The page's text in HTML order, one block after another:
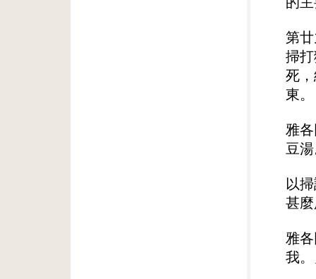
第
掃
死
東
雅
豆
以
甚
雅
我